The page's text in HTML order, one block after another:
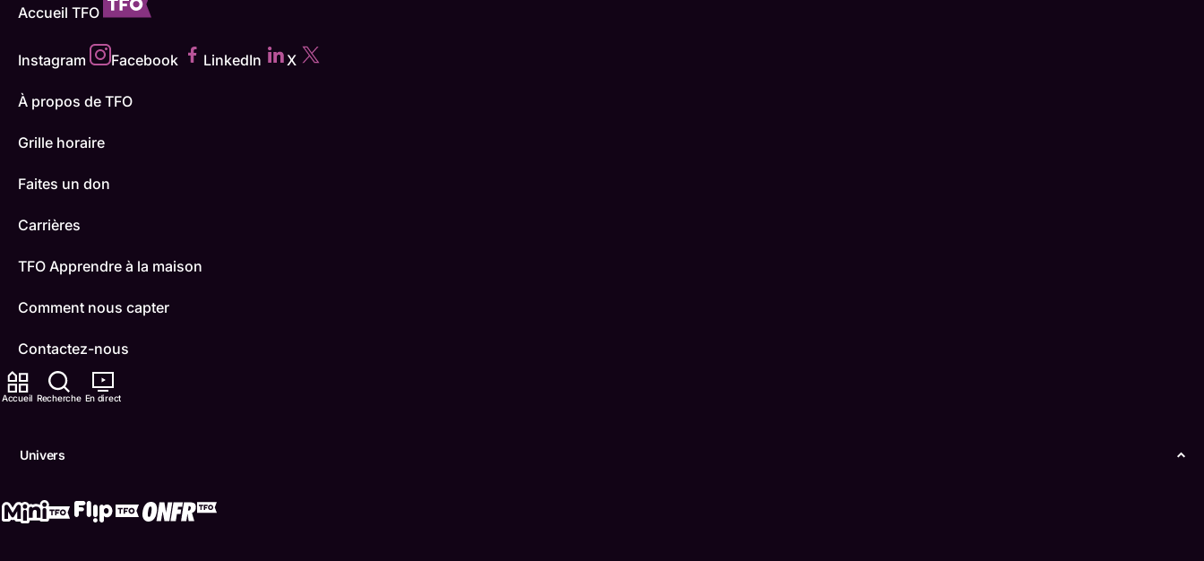
Accueil Recherche En direct
Univers
Accueil TFO
Instagram Facebook LinkedIn X
À propos de TFO
Grille horaire
Faites un don
Carrières
TFO Apprendre à la maison
Comment nous capter
Contactez-nous
ONFR
Conditions d'utilisation